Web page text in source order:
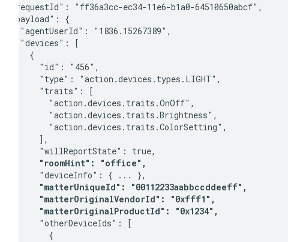
  "requestId": "ff36a3cc-ec34-11e6-b1a0-64510650abcf",
  "payload": {
    "agentUserId": "1836.15267389",
    "devices": [
      {
        "id": "456",
        "type": "action.devices.types.LIGHT",
        "traits": [
          "action.devices.traits.OnOff",
          "action.devices.traits.Brightness",
          "action.devices.traits.ColorSetting",
        ],
        "willReportState": true,
"roomHint": "office",
        "deviceInfo": { ... },
"matterUniqueId": "00112233aabbccddeeff",
        "matterOriginalVendorId": "0xfff1",
        "matterOriginalProductId": "0x1234",
        "otherDeviceIds": [
          {